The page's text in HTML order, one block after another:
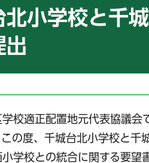
北小学校と千
出
校適正配置地元代表協議会
の度、千城台北小学校と千
小学校との統合に関する要